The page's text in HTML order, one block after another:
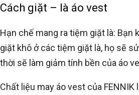
Cách giặt – là áo vest
Hạn chế mang ra tiệm giặt là: Bạn
giặt khô ở các tiệm giặt là, họ sẽ
thời sẽ làm giảm tính bền của áo
Chất liệu may áo vest của